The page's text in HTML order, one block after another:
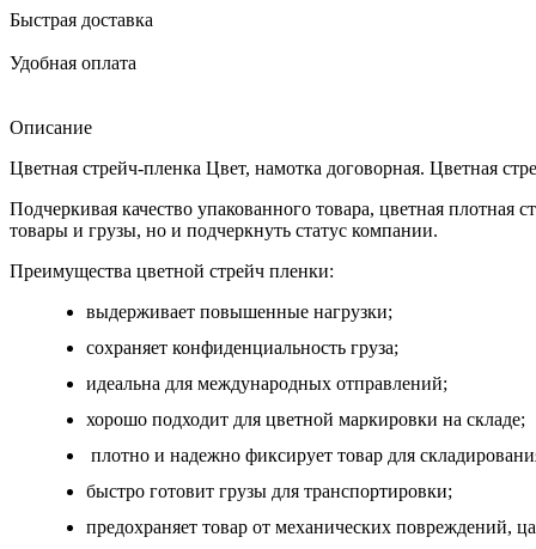
Быстрая доставка
Удобная оплата
Описание
Цветная стрейч-пленка Цвет, намотка договорная. Цветная
Подчеркивая качество упакованного товара, цветная
товары и грузы, но и подчеркнуть статус компании.
Преимущества цветной стрейч пленки:
выдерживает повышенные нагрузки;
сохраняет конфиденциальность груза;
идеальна для международных отправлений;
хорошо подходит для цветной маркировки на складе;
плотно и надежно фиксирует товар для
быстро готовит грузы для транспортировки;
предохраняет товар от механических повреждений,